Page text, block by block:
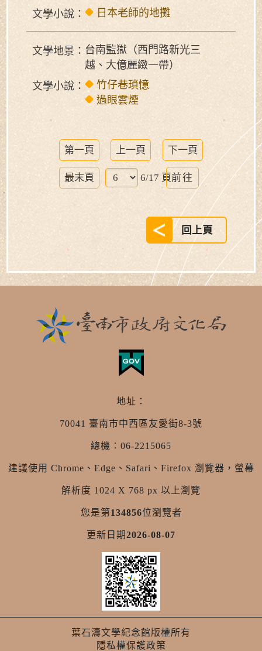
文學小說：
日本老師的地攤
文學地景： 台南監獄（西門路新光三
越、大億麗緻一帶）
文學小說：
竹仔巷瑣憶
過眼雲煙
第一頁 上一頁 下一頁
最末頁 6/17 頁前
往
回上頁
地址：
70041 臺南市中西區友愛街8-3號
總機︰06-2215065
建議使用 Chrome、Edge、Safari、Firefox 瀏覽器，螢幕
解析度 1024 X 768 px 以上瀏覽
您是第134856位瀏覽者
更新日期2026-08-07
葉石濤文學紀念館版權所有
隱私權保護政策